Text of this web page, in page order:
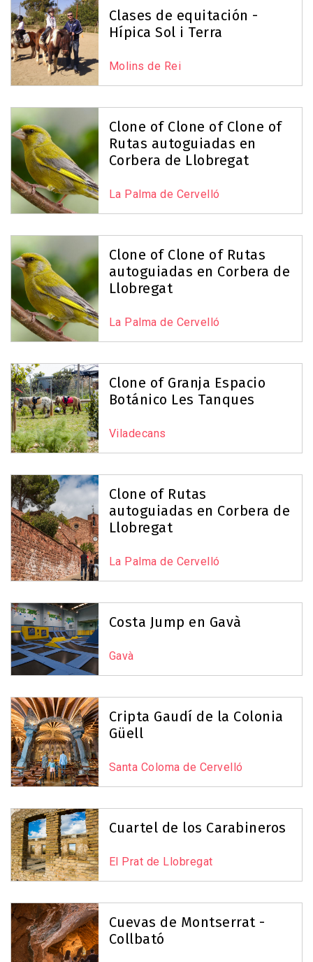
Clases de equitación -
Hípica Sol i Terra
Molins de Rei
Clone of Clone of Clone of
Rutas autoguiadas en
Corbera de Llobregat
La Palma de Cervelló
Clone of Clone of Rutas
autoguiadas en Corbera de
Llobregat
La Palma de Cervelló
Clone of Granja Espacio
Botánico Les Tanques
Viladecans
Clone of Rutas
autoguiadas en Corbera de
Llobregat
La Palma de Cervelló
Costa Jump en Gavà
Gavà
Cripta Gaudí de la Colonia
Güell
Santa Coloma de Cervelló
Cuartel de los Carabineros
El Prat de Llobregat
Cuevas de Montserrat -
Collbató